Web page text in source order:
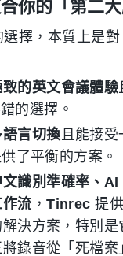
你的「第二大
擇，本質上是
致的英文會議體驗
的選擇。
語言切換 且能接
了平衡的方案。
文識別準確率、
流 ，Tinrec 提
決方案，特別
錄音從「死檔案